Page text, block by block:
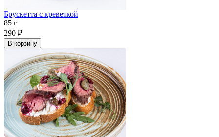
Брускетта с креветкой
85 г
290 ₽
В корзину